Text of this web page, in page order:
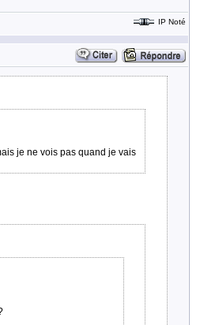
IP Noté
je ne vois pas quand je vais